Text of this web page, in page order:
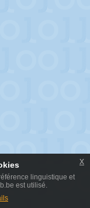
linguistique et
est utilisé.
x